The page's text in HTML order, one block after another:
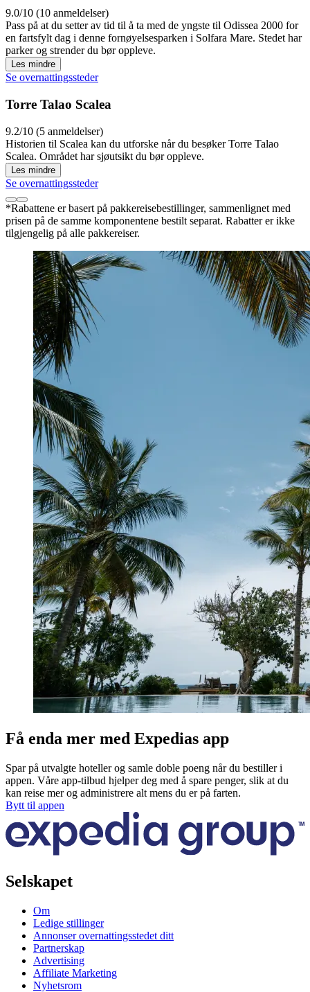
9.0/10 (10 anmeldelser)
Pass på at du setter av tid til å ta med de yngste til Odissea 2000 for
en fartsfylt dag i denne fornøyelsesparken i Solfara Mare. Stedet har
parker og strender du bør oppleve.
Les mindre
Se overnattingssteder
Torre Talao Scalea
9.2/10 (5 anmeldelser)
Historien til Scalea kan du utforske når du besøker Torre Talao
Scalea. Området har sjøutsikt du bør oppleve.
Les mindre
Se overnattingssteder
*Rabattene er basert på pakkereisebestillinger, sammenlignet med
prisen på de samme komponentene bestilt separat. Rabatter er ikke
tilgjengelig på alle pakkereiser.
Få enda mer med Expedias app
Spar på utvalgte hoteller og samle doble poeng når du bestiller i
appen. Våre app-tilbud hjelper deg med å spare penger, slik at du
kan reise mer og administrere alt mens du er på farten.
Bytt til appen
Selskapet
Om
Ledige stillinger
Annonser overnattingsstedet ditt
Partnerskap
Advertising
Affiliate Marketing
Nyhetsrom